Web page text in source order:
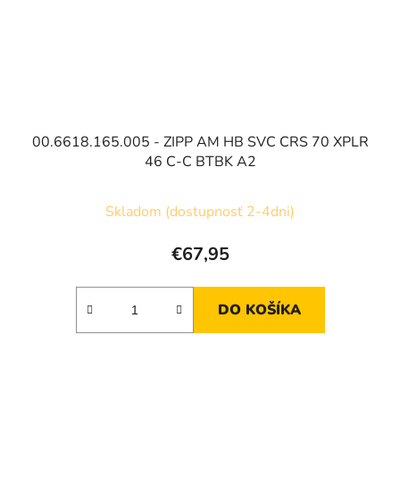
00.6618.165.005 - ZIPP AM HB SVC CRS 70 XPLR
46 C-C BTBK A2
Skladom (dostupnosť 2-4dni)
€67,95
DO KOŠÍKA